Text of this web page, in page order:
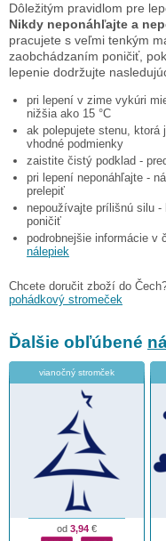
Dôležitým pravidlom pre
Nikdy neponáhľajte a
pracujete s veľmi tenkým
zaobchádzaním poničiť,
lepenie dodržujte
pri lepení v zime vykúri
nižšia ako 15 °C
ak polepujete stenu, ktorá
vhodné podmienky
zaistite čistý podklad -
pri lepení neponáhľajte -
prelepiť
nepoužívajte prílišnú silu
poničiť
podrobnejšie informácie v
nálepiek
Chcete doručit zboží do
pohádkový stromeček
Ďalšie obľúbené
vianočný stromček
od 3,94 €